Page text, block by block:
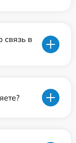
связь в